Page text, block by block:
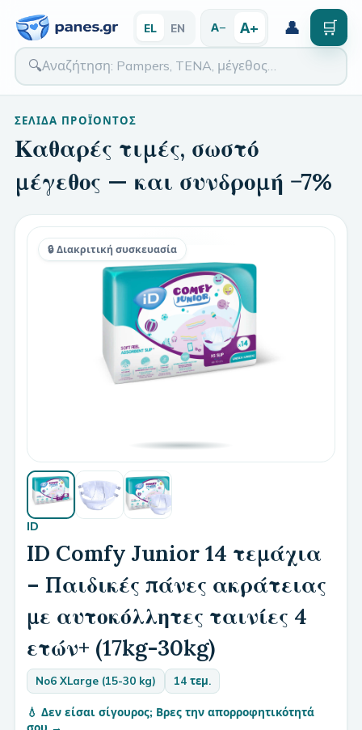
🔍
EL EN Α− Α+ 👤 🛒
ΣΕΛΊΔΑ ΠΡΟΪΌΝΤΟΣ
Καθαρές τιμές, σωστό
μέγεθος — και συνδρομή −7%
🔒 Διακριτική συσκευασία
ID
ID Comfy Junior 14 τεμάχια
– Παιδικές πάνες ακράτειας
με αυτοκόλλητες ταινίες 4
ετών+ (17kg-30kg)
No6 XLarge (15-30 kg) 14 τεμ.
💧 Δεν είσαι σίγουρος; Βρες την απορροφητικότητά
σου →